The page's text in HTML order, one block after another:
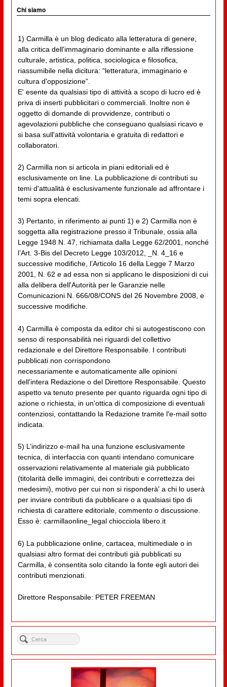
Chi siamo
1) Carmilla è un blog dedicato alla letteratura di genere,
alla critica dell'immaginario dominante e alla riflessione
culturale, artistica, politica, sociologica e filosofica,
riassumibile nella dicitura: “letteratura, immaginario e
cultura d'opposizione”.
E' esente da qualsiasi tipo di attività a scopo di lucro ed è
priva di inserti pubblicitari o commerciali. Inoltre non è
oggetto di domande di provvidenze, contributi o
agevolazioni pubbliche che conseguano qualsiasi ricavo e
si basa sull'attività volontaria e gratuita di redattori e
collaboratori.
2) Carmilla non si articola in piani editoriali ed è
esclusivamente on line. La pubblicazione di contributi su
temi d'attualità è esclusivamente funzionale ad affrontare i
temi sopra elencati.
3) Pertanto, in riferimento ai punti 1) e 2) Carmilla non è
soggetta alla registrazione presso il Tribunale, ossia alla
Legge 1948 N. 47, richiamata dalla Legge 62/2001, nonché
l’Art. 3-Bis del Decreto Legge 103/2012, _N. 4_16 e
successive modifiche, l’Articolo 16 della Legge 7 Marzo
2001, N. 62 e ad essa non si applicano le disposizioni di cui
alla delibera dell'Autorità per le Garanzie nelle
Comunicazioni N. 666/08/CONS del 26 Novembre 2008, e
successive modifiche.
4) Carmilla è composta da editor chi si autogestiscono con
senso di responsabilità nei riguardi del collettivo
redazionale e del Direttore Responsabile. I contributi
pubblicati non corrispondono
necessariamente e automaticamente alle opinioni
dell'intera Redazione o del Direttore Responsabile. Questo
aspetto va tenuto presente per quanto riguarda ogni tipo di
azione o richiesta, in un'ottica di composizione di eventuali
contenziosi, contattando la Redazione tramite l'e-mail sotto
indicata.
5) L’indirizzo e-mail ha una funzione esclusivamente
tecnica, di interfaccia con quanti intendano comunicare
osservazioni relativamente al materiale già pubblicato
(titolarità delle immagini, dei contributi e correttezza dei
medesimi), motivo per cui non si risponderà' a chi lo userà
per inviare contributi da pubblicare o a qualsiasi tipo di
richiesta di carattere editoriale, commento o discussione.
Esso è: carmillaonline_legal chiocciola libero.it
6) La pubblicazione online, cartacea, multimediale o in
qualsiasi altro format dei contributi già pubblicati su
Carmilla, è consentita solo citando la fonte egli autori dei
contributi menzionati.
Direttore Responsabile: PETER FREEMAN